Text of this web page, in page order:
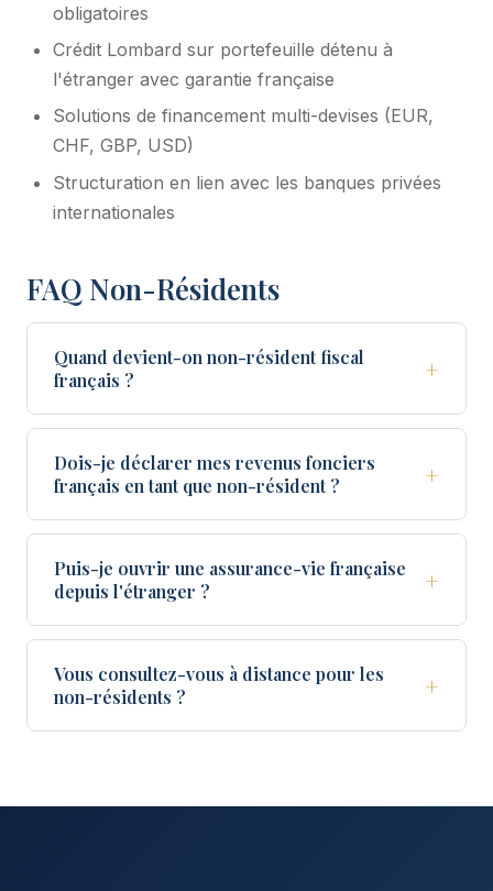
obligatoires
Crédit Lombard sur portefeuille détenu à
l'étranger avec garantie française
Solutions de financement multi-devises (EUR,
CHF, GBP, USD)
Structuration en lien avec les banques privées
internationales
FAQ Non-Résidents
Quand devient-on non-résident fiscal
français ?
+
Dois-je déclarer mes revenus fonciers
français en tant que non-résident ?
+
Puis-je ouvrir une assurance-vie française
depuis l'étranger ?
+
Vous consultez-vous à distance pour les
non-résidents ?
+